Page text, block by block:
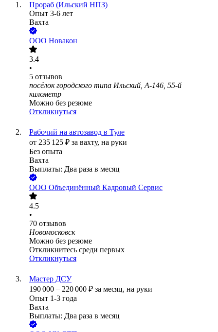
Прораб (Ильский НПЗ)
Опыт 3-6 лет
Вахта
ООО Новакон
3.4
•
5 отзывов
посёлок городского типа Ильский, А-146, 55-й
километр
Можно без резюме
Откликнуться
Рабочий на автозавод в Туле
от 235 125 ₽ за вахту, на руки
Без опыта
Вахта
Выплаты: Два раза в месяц
ООО Объединённый Кадровый Сервис
4.5
•
70 отзывов
Новомосковск
Можно без резюме
Откликнитесь среди первых
Откликнуться
Мастер ДСУ
190 000 – 220 000 ₽ за месяц, на руки
Опыт 1-3 года
Вахта
Выплаты: Два раза в месяц